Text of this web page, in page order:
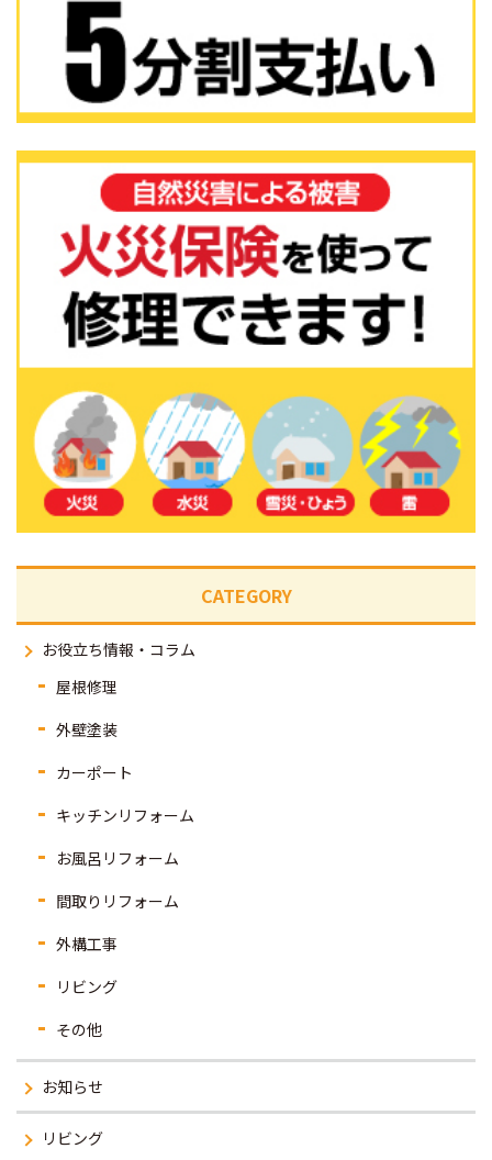
CATEGORY
お役立ち情報・コラム
屋根修理
外壁塗装
カーポート
キッチンリフォーム
お風呂リフォーム
間取りリフォーム
外構工事
リビング
その他
お知らせ
リビング